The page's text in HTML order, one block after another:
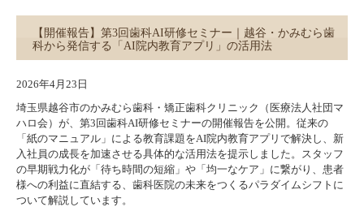
【開催報告】第3回歯科AI研修セミナー｜越谷・かみむら歯
科から発信する「AI院内教育アプリ」の活用法
2026年4月23日
埼玉県越谷市のかみむら歯科・矯正歯科クリニック（医療法人社団マ
ハロ会）が、第3回歯科AI研修セミナーの開催報告を公開。従来の
「紙のマニュアル」による教育課題をAI院内教育アプリで解決し、新
入社員の成長を加速させる具体的な活用法を提示しました。スタッフ
の早期戦力化が「待ち時間の短縮」や「均一なケア」に繋がり、患者
様への利益に直結する、歯科医院の未来をつくるパラダイムシフトに
ついて解説しています。